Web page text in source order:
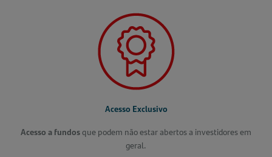
Acesso Exclusivo
Acesso a fundosque podem não estar abertos a investidores em
geral.